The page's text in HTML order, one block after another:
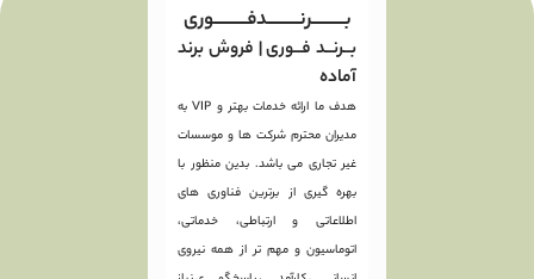
بـــــــــرنـــــــــدفـــــــــوری
بــرنــد فــوری | فروش برند
آماده
هدف ما ارائه خدمات بهتر و VIP به
مدیران محترم شرکت ها و موسسات
غیر تجاری می باشد. بدین منظور با
بهره گیری از برترین فناوری های
اطلاعاتی و ارتباطی، خدماتی،
اتوماسیون و مهم تر از همه نیروی